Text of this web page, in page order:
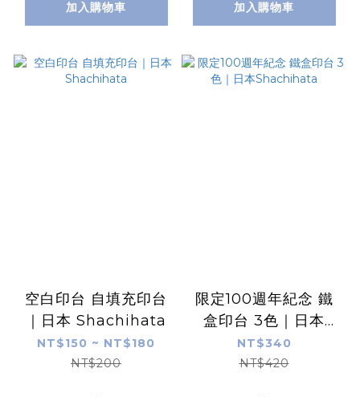
加入購物車 加入購物車
空白印台 自填充印台
｜日本 Shachihata
NT$150 ~ NT$180
NT$200
限定100週年紀念 鐵
盒印台 3色｜日本
Shachihata
NT$340
NT$420